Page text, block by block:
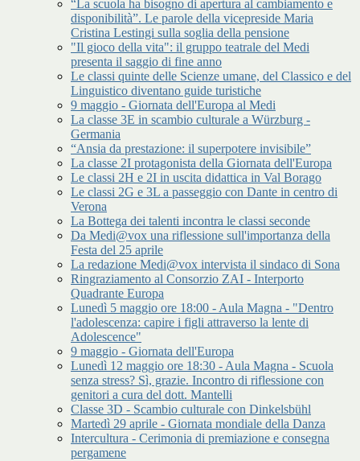
“La scuola ha bisogno di apertura al cambiamento e
disponibilità”. Le parole della vicepreside Maria
Cristina Lestingi sulla soglia della pensione
"Il gioco della vita": il gruppo teatrale del Medi
presenta il saggio di fine anno
Le classi quinte delle Scienze umane, del Classico e del
Linguistico diventano guide turistiche
9 maggio - Giornata dell'Europa al Medi
La classe 3E in scambio culturale a Würzburg -
Germania
“Ansia da prestazione: il superpotere invisibile”
La classe 2I protagonista della Giornata dell'Europa
Le classi 2H e 2I in uscita didattica in Val Borago
Le classi 2G e 3L a passeggio con Dante in centro di
Verona
La Bottega dei talenti incontra le classi seconde
Da Medi@vox una riflessione sull'importanza della
Festa del 25 aprile
La redazione Medi@vox intervista il sindaco di Sona
Ringraziamento al Consorzio ZAI - Interporto
Quadrante Europa
Lunedì 5 maggio ore 18:00 - Aula Magna - "Dentro
l'adolescenza: capire i figli attraverso la lente di
Adolescence"
9 maggio - Giornata dell'Europa
Lunedì 12 maggio ore 18:30 - Aula Magna - Scuola
senza stress? Sì, grazie. Incontro di riflessione con
genitori a cura del dott. Mantelli
Classe 3D - Scambio culturale con Dinkelsbühl
Martedì 29 aprile - Giornata mondiale della Danza
Intercultura - Cerimonia di premiazione e consegna
pergamene